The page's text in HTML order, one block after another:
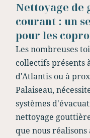
Nettoyage
courant : un
pour les
Les nombreuses
collectifs présents
d'Atlantis ou à
Palaiseau,
systèmes
nettoyage
que nous